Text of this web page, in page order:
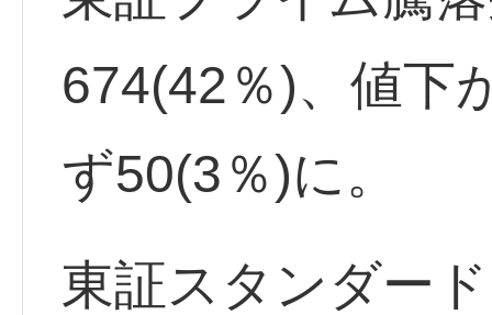
674(42％)、値下
ず50(3％)に。
東証スタンダー